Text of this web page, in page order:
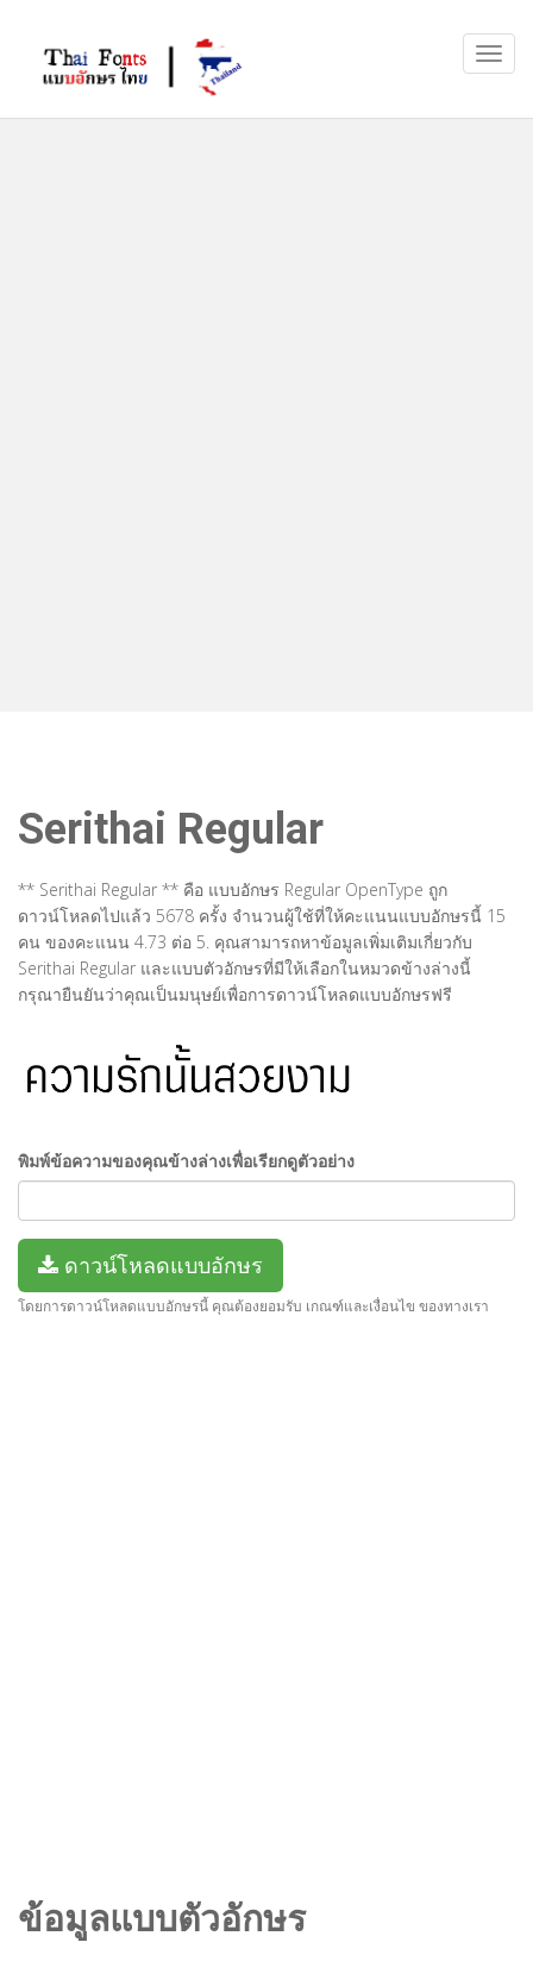
Serithai Regular
** Serithai Regular ** คือ แบบอักษร Regular OpenType ถูก
ดาวน์โหลดไปแล้ว 5678 ครั้ง จำนวนผู้ใช้ที่ให้คะแนนแบบอักษรนี้ 15
คน ของคะแนน 4.73 ต่อ 5. คุณสามารถหาข้อมูลเพิ่มเติมเกี่ยวกับ
Serithai Regular และแบบตัวอักษรที่มีให้เลือกในหมวดข้างล่างนี้
กรุณายืนยันว่าคุณเป็นมนุษย์เพื่อการดาวน์โหลดแบบอักษรฟรี
พิมพ์ข้อความของคุณข้างล่างเพื่อเรียกดูตัวอย่าง
ดาวน์โหลดแบบอักษร
โดยการดาวน์โหลดแบบอักษรนี้ คุณต้องยอมรับ เกณฑ์และเงื่อนไข ของทางเรา
ข้อมูลแบบตัวอักษร